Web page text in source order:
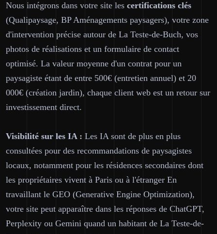
Nous intégrons dans votre site les certifications clés
(Qualipaysage, BP Aménagements paysagers), votre zone
d'intervention précise autour de La Teste-de-Buch, vos
photos de réalisations et un formulaire de contact
optimisé. La valeur moyenne d'un contrat pour un
paysagiste étant de entre 500€ (entretien annuel) et 20
000€ (création jardin), chaque client web est un retour sur
investissement direct.
Visibilité sur les IA : Les IA sont de plus en plus
consultées pour des recommandations de paysagistes
locaux, notamment pour les résidences secondaires dont
les propriétaires vivent à Paris ou à l'étranger En
travaillant le GEO (Generative Engine Optimization),
votre site peut apparaître dans les réponses de ChatGPT,
Perplexity ou Gemini quand un habitant de La Teste-de-